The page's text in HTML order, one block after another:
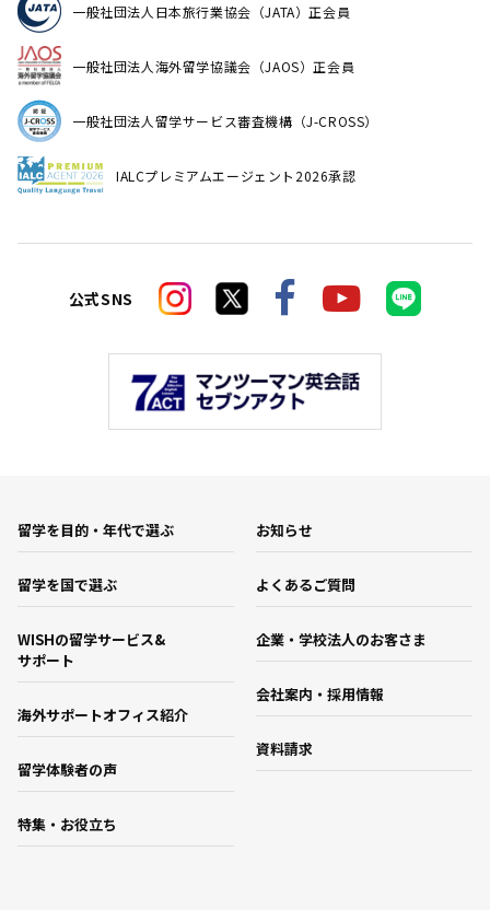
一般社団法人日本旅行業協会（JATA）正会員
一般社団法人海外留学協議会（JAOS）正会員
一般社団法人留学サービス審査機構（J-CROSS）
IALCプレミアムエージェント2026承認
公式SNS
留学を目的・年代で選ぶ
留学を国で選ぶ
WISHの留学サービス&
サポート
海外サポートオフィス紹介
留学体験者の声
特集・お役立ち
お知らせ
よくあるご質問
企業・学校法人のお客さま
会社案内・採用情報
資料請求